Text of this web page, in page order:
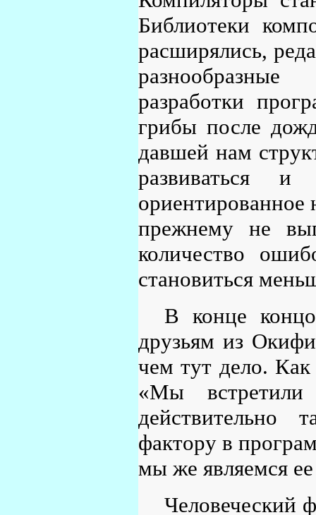
Библиотеки
расширялись,
разнообразные
разработки
грибы после
давшей нам
развиваться и
ориентированное
прежнему не
количество
становиться
В конце
друзьям из
чем тут дело. Как
«Мы
действительно
фактору в
мы же являемся
Человеческий